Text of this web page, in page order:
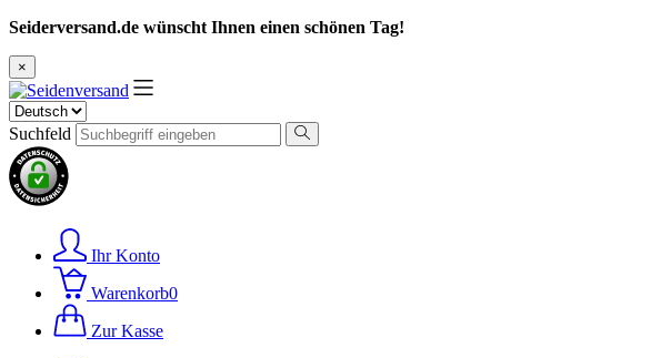
Seiderversand.de wünscht Ihnen einen schönen Tag!
×
Suchfeld
Ihr Konto
Warenkorb0
Zur Kasse